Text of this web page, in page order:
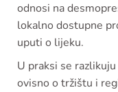
odnosi na
lokalno dostupne
uputi o lijeku.
U praksi se
ovisno o tržištu i